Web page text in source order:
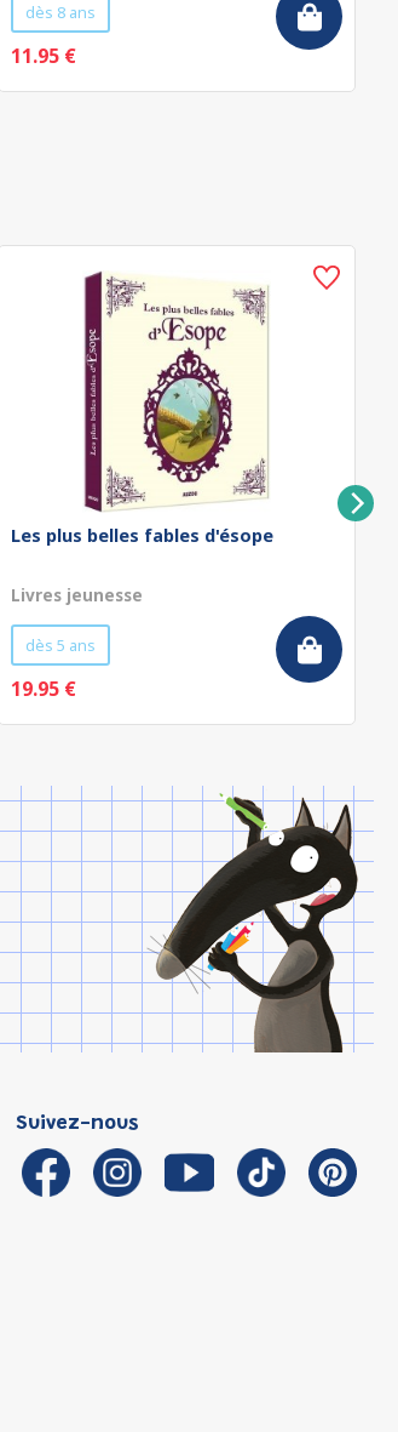
dès 8 ans
11.95 €
Les plus belles fables d'ésope
Livres jeunesse
dès 5 ans
19.95 €
Suivez-nous